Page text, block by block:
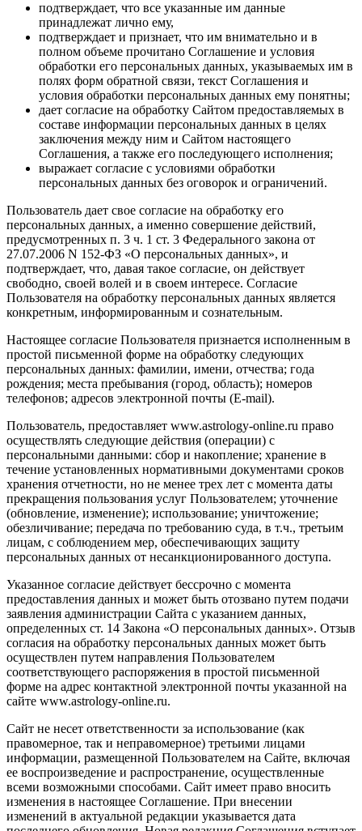
подтверждает, что все указанные им данные
принадлежат лично ему,
подтверждает и признает, что им внимательно и в
полном объеме прочитано Соглашение и условия
обработки его персональных данных, указываемых им в
полях форм обратной связи, текст Соглашения и
условия обработки персональных данных ему понятны;
дает согласие на обработку Сайтом предоставляемых в
составе информации персональных данных в целях
заключения между ним и Сайтом настоящего
Соглашения, а также его последующего исполнения;
выражает согласие с условиями обработки
персональных данных без оговорок и ограничений.
Пользователь дает свое согласие на обработку его
персональных данных, а именно совершение действий,
предусмотренных п. 3 ч. 1 ст. 3 Федерального закона от
27.07.2006 N 152-ФЗ «О персональных данных», и
подтверждает, что, давая такое согласие, он действует
свободно, своей волей и в своем интересе. Согласие
Пользователя на обработку персональных данных является
конкретным, информированным и сознательным.
Настоящее согласие Пользователя признается исполненным в
простой письменной форме на обработку следующих
персональных данных: фамилии, имени, отчества; года
рождения; места пребывания (город, область); номеров
телефонов; адресов электронной почты (E-mail).
Пользователь, предоставляет www.astrology-online.ru право
осуществлять следующие действия (операции) с
персональными данными: сбор и накопление; хранение в
течение установленных нормативными документами сроков
хранения отчетности, но не менее трех лет с момента даты
прекращения пользования услуг Пользователем; уточнение
(обновление, изменение); использование; уничтожение;
обезличивание; передача по требованию суда, в т.ч., третьим
лицам, с соблюдением мер, обеспечивающих защиту
персональных данных от несанкционированного доступа.
Указанное согласие действует бессрочно с момента
предоставления данных и может быть отозвано путем подачи
заявления администрации Сайта с указанием данных,
определенных ст. 14 Закона «О персональных данных». Отзыв
согласия на обработку персональных данных может быть
осуществлен путем направления Пользователем
соответствующего распоряжения в простой письменной
форме на адрес контактной электронной почты указанной на
сайте www.astrology-online.ru.
Сайт не несет ответственности за использование (как
правомерное, так и неправомерное) третьими лицами
информации, размещенной Пользователем на Сайте, включая
ее воспроизведение и распространение, осуществленные
всеми возможными способами. Сайт имеет право вносить
изменения в настоящее Соглашение. При внесении
изменений в актуальной редакции указывается дата